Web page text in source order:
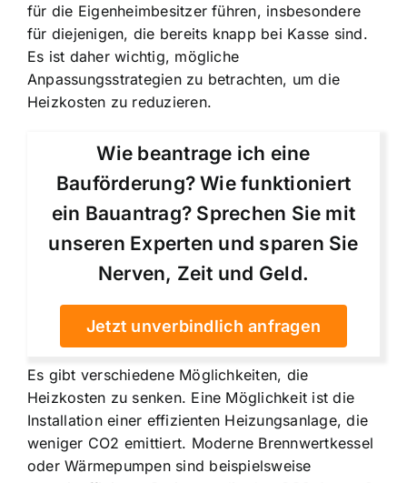
für die Eigenheimbesitzer führen, insbesondere
für diejenigen, die bereits knapp bei Kasse sind.
Es ist daher wichtig, mögliche
Anpassungsstrategien zu betrachten, um die
Heizkosten zu reduzieren.
Wie beantrage ich eine
Bauförderung? Wie funktioniert
ein Bauantrag? Sprechen Sie mit
unseren Experten und sparen Sie
Nerven, Zeit und Geld.
Jetzt unverbindlich anfragen
Es gibt verschiedene Möglichkeiten, die
Heizkosten zu senken. Eine Möglichkeit ist die
Installation einer effizienten Heizungsanlage, die
weniger CO2 emittiert. Moderne Brennwertkessel
oder Wärmepumpen sind beispielsweise